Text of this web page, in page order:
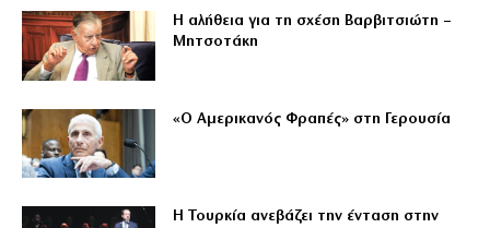
Η αλήθεια για τη σχέση Βαρβιτσιώτη –
Μητσοτάκη
«Ο Αμερικανός Φραπές» στη Γερουσία
Η Τουρκία ανεβάζει την ένταση στην